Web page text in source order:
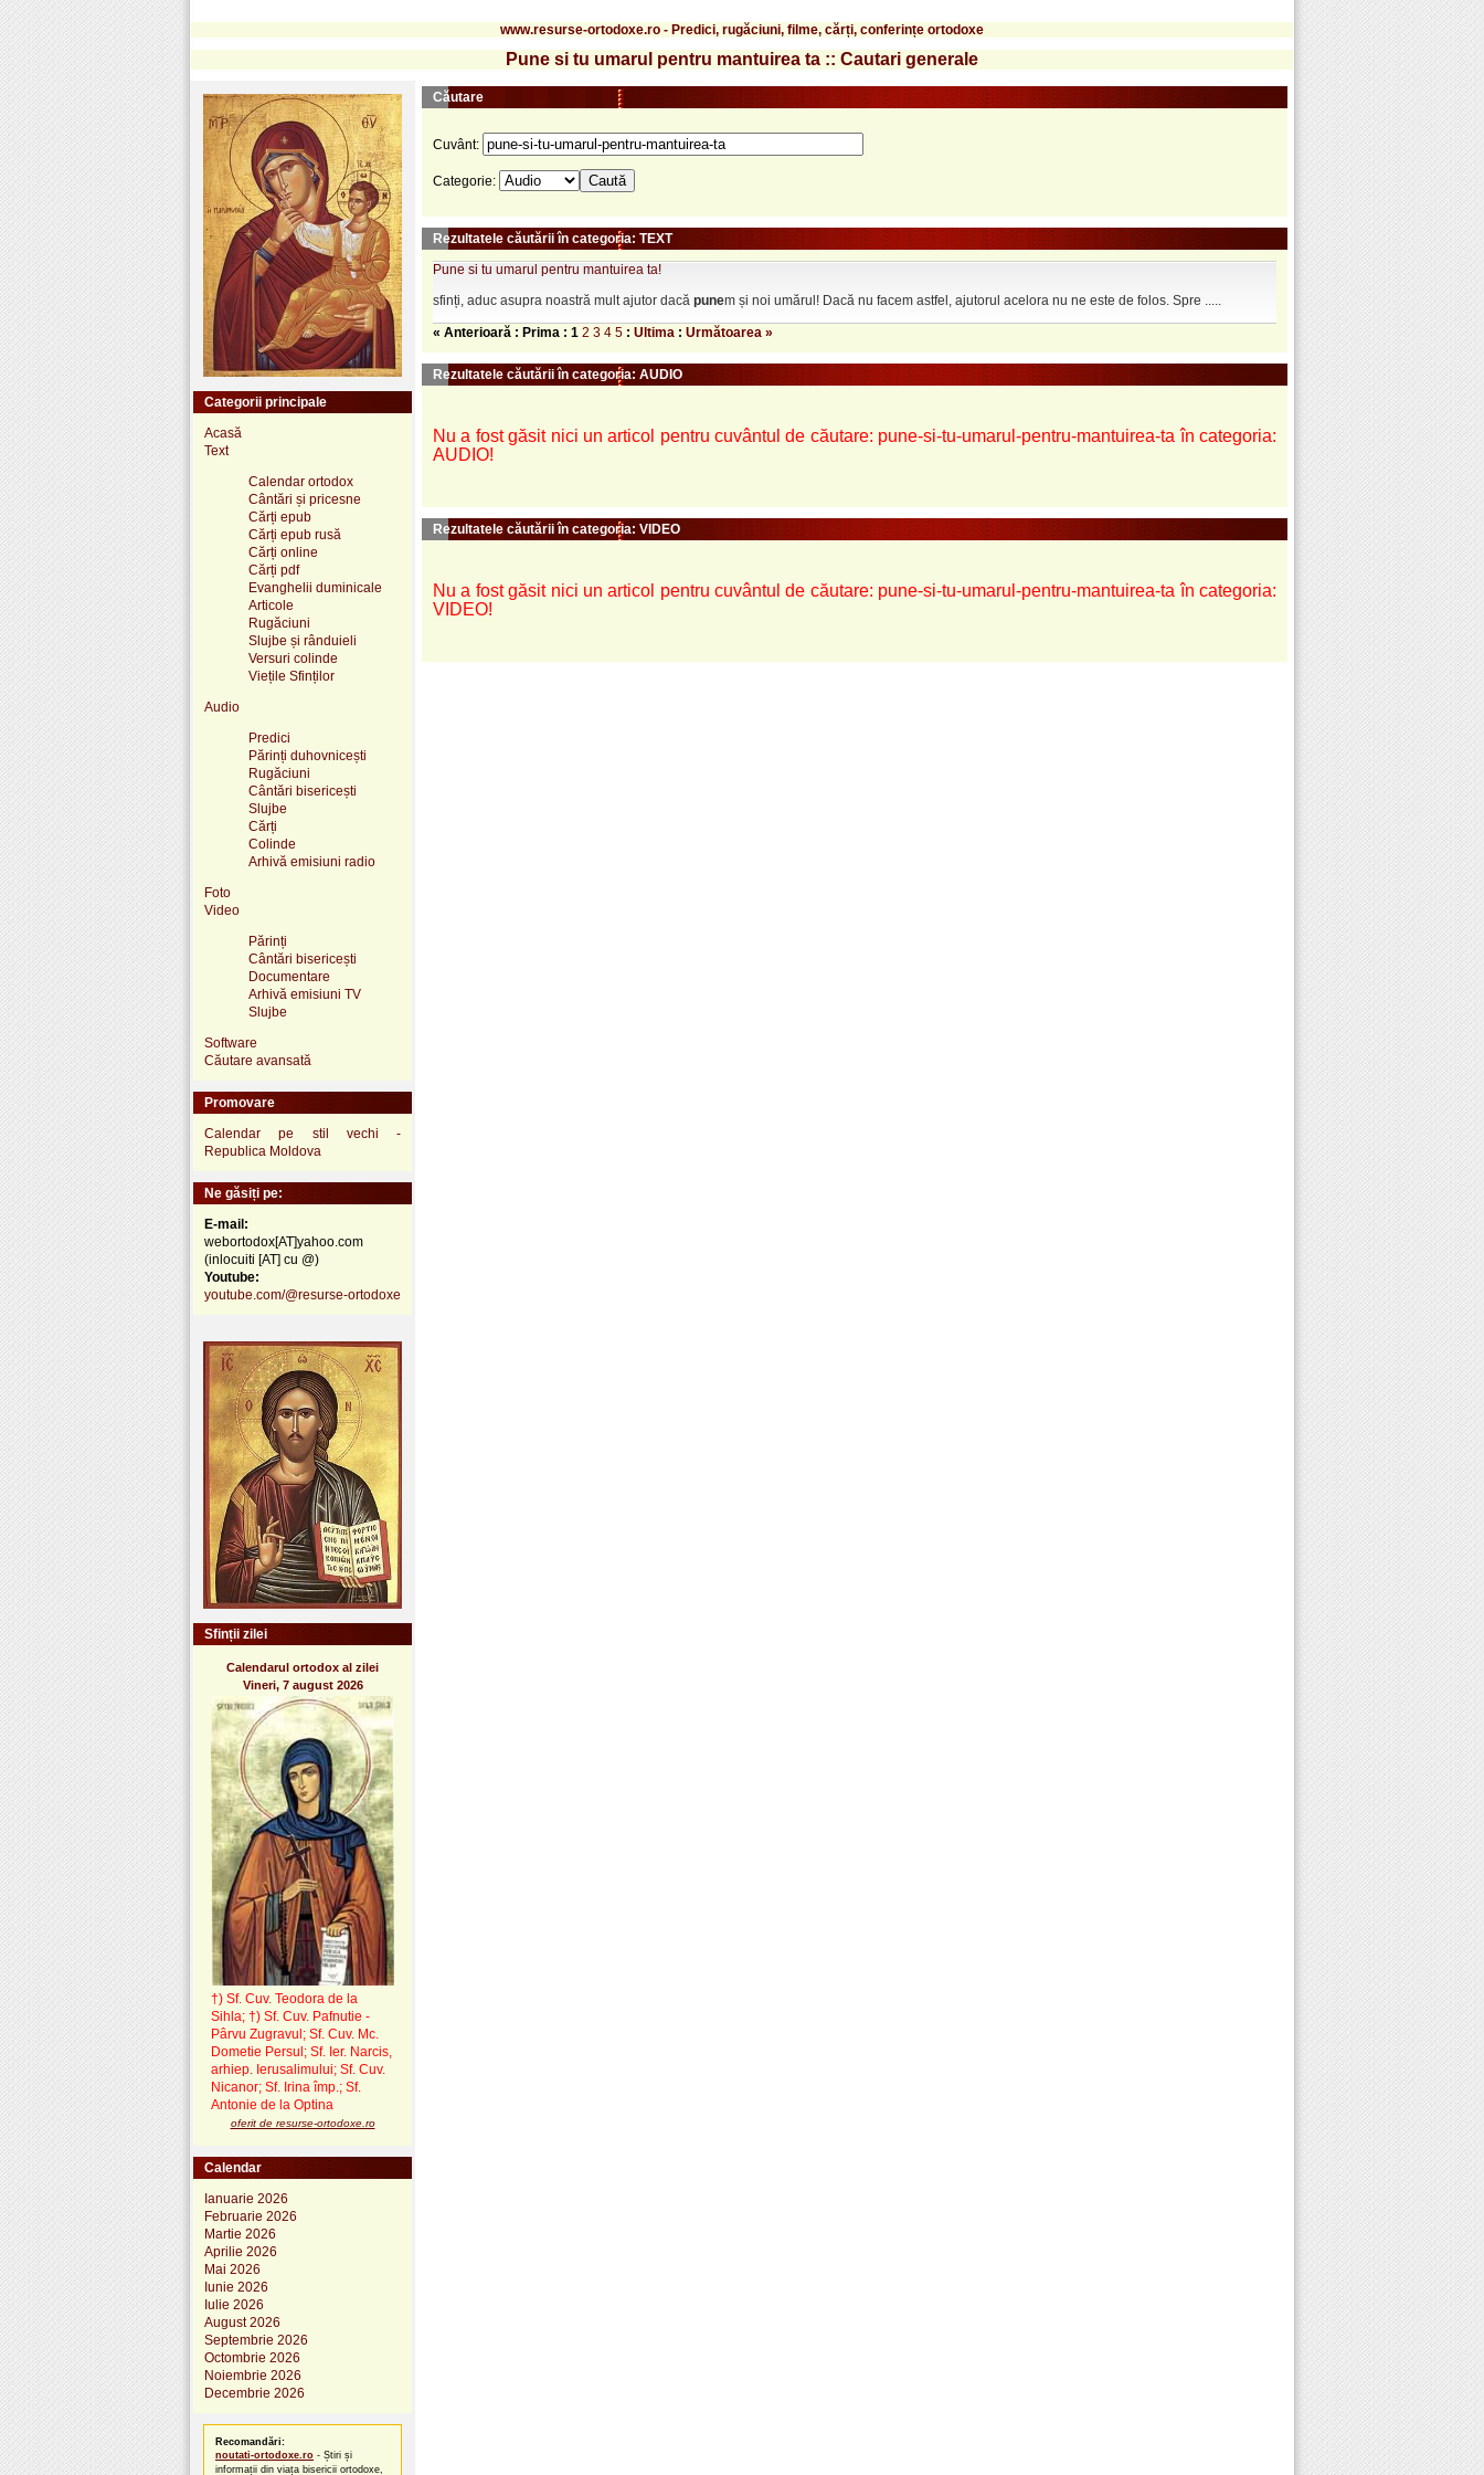
www.resurse-ortodoxe.ro - Predici, rugăciuni, filme, cărți, conferințe ortodoxe
Pune si tu umarul pentru mantuirea ta :: Cautari generale
Categorii principale
Acasă
Text
Calendar ortodox
Cântări și pricesne
Cărți epub
Cărți epub rusă
Cărți online
Cărți pdf
Evanghelii duminicale
Articole
Rugăciuni
Slujbe și rânduieli
Versuri colinde
Viețile Sfinților
Audio
Predici
Părinți duhovnicești
Rugăciuni
Cântări bisericești
Slujbe
Cărți
Colinde
Arhivă emisiuni radio
Foto
Video
Părinți
Cântări bisericești
Documentare
Arhivă emisiuni TV
Slujbe
Software
Căutare avansată
Promovare
Calendar pe stil vechi -
Republica Moldova
Ne găsiți pe:
E-mail:
webortodox[AT]yahoo.com
(inlocuiti [AT] cu @)
Youtube:
youtube.com/@resurse-ortodoxe
Căutare
Cuvânt:
Categorie:
Rezultatele căutării în categoria: TEXT
Pune si tu umarul pentru mantuirea ta!
sfinți, aduc asupra noastră mult ajutor dacă punem și noi umărul! Dacă nu facem astfel, ajutorul acelora nu ne este de folos. Spre .....
« Anterioară : Prima : 1 2 3 4 5 : Ultima : Următoarea »
Rezultatele căutării în categoria: AUDIO
Nu a fost găsit nici un articol pentru cuvântul de căutare: pune-si-tu-umarul-pentru-mantuirea-ta în categoria:
AUDIO!
Rezultatele căutării în categoria: VIDEO
Nu a fost găsit nici un articol pentru cuvântul de căutare: pune-si-tu-umarul-pentru-mantuirea-ta în categoria:
VIDEO!
Sfinții zilei
Calendarul ortodox al zilei
Vineri, 7 august 2026
†) Sf. Cuv. Teodora de la
Sihla; †) Sf. Cuv. Pafnutie -
Pârvu Zugravul; Sf. Cuv. Mc.
Dometie Persul; Sf. Ier. Narcis,
arhiep. Ierusalimului; Sf. Cuv.
Nicanor; Sf. Irina împ.; Sf.
Antonie de la Optina
oferit de resurse-ortodoxe.ro
Calendar
Ianuarie 2026
Februarie 2026
Martie 2026
Aprilie 2026
Mai 2026
Iunie 2026
Iulie 2026
August 2026
Septembrie 2026
Octombrie 2026
Noiembrie 2026
Decembrie 2026
Recomandări:
noutati-ortodoxe.ro - Știri și
informații din viața bisericii ortodoxe,